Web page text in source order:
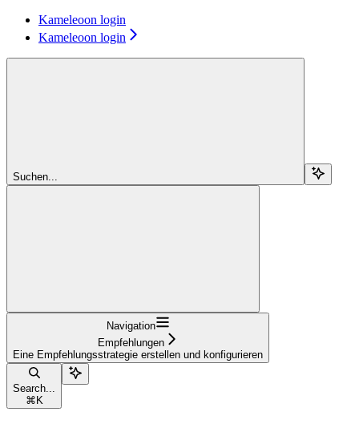
Kameleoon login
Kameleoon login
Suchen...
Navigation
Empfehlungen
Eine Empfehlungsstrategie erstellen und konfigurieren
Search...
⌘ K